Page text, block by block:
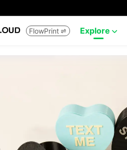
FlowPrint  Explore 